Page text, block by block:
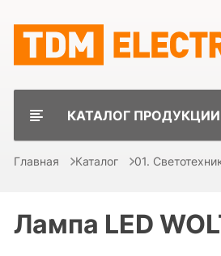
КАТАЛОГ ПРОДУКЦИИ
Главная Каталог 01.
Лампа LED